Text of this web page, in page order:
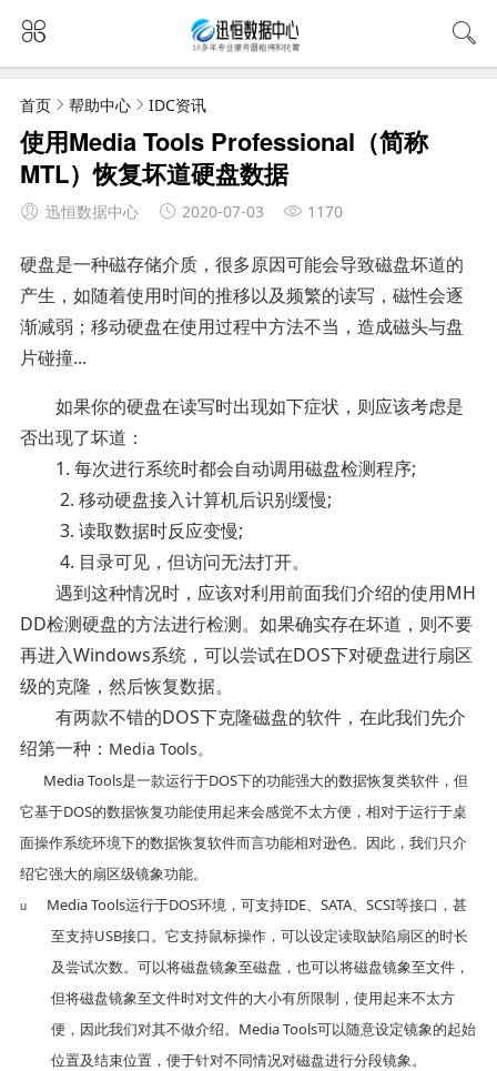
首页 帮助中心 IDC资讯
使用Media Tools Professional（简称
MTL）恢复坏道硬盘数据
迅恒数据中心 2020-07-03 1170
硬盘是一种磁存储介质，很多原因可能会导致磁盘坏道的
产生，如随着使用时间的推移以及频繁的读写，磁性会逐
渐减弱；移动硬盘在使用过程中方法不当，造成磁头与盘
片碰撞...
如果你的硬盘在读写时出现如下症状，则应该考虑是
否出现了坏道：
1. 每次进行系统时都会自动调用磁盘检测程序;
2. 移动硬盘接入计算机后识别缓慢;
3. 读取数据时反应变慢;
4. 目录可见，但访问无法打开。
遇到这种情况时，应该对利用前面我们介绍的使用MH
DD检测硬盘的方法进行检测。如果确实存在坏道，则不要
再进入Windows系统，可以尝试在DOS下对硬盘进行扇区
级的克隆，然后恢复数据。
有两款不错的DOS下克隆磁盘的软件，在此我们先介
绍第一种： Media Tools。
Media Tools是一款运行于DOS下的功能强大的数据恢复类软件，但
它基于DOS的数据恢复功能使用起来会感觉不太方便，相对于运行于桌
面操作系统环境下的数据恢复软件而言功能相对逊色。因此，我们只介
绍它强大的扇区级镜象功能。
u Media Tools运行于DOS环境，可支持IDE、 SATA、 SCSI等接口，甚
至支持USB接口。它支持鼠标操作，可以设定读取缺陷扇区的时长
及尝试次数。可以将磁盘镜象至磁盘，也可以将磁盘镜象至文件，
但将磁盘镜象至文件时对文件的大小有所限制，使用起来不太方
便，因此我们对其不做介绍。 Media Tools可以随意设定镜象的起始
位置及结束位置，便于针对不同情况对磁盘进行分段镜象。